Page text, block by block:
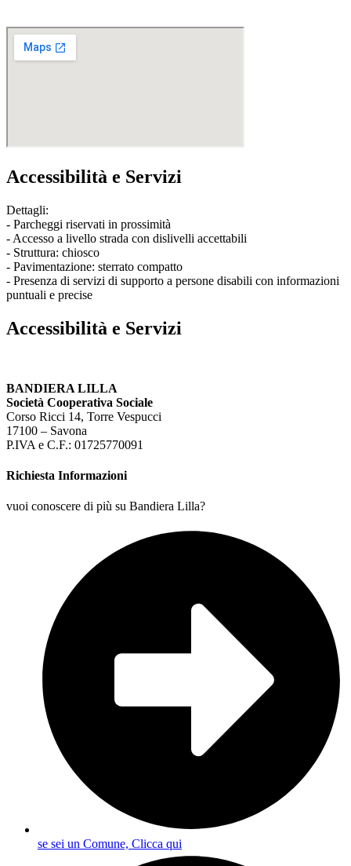
Accessibilità e Servizi
Dettagli:
- Parcheggi riservati in prossimità
- Accesso a livello strada con dislivelli accettabili
- Struttura: chiosco
- Pavimentazione: sterrato compatto
- Presenza di servizi di supporto a persone disabili con informazioni
puntuali e precise
Accessibilità e Servizi
BANDIERA LILLA
Società Cooperativa Sociale
Corso Ricci 14, Torre Vespucci
17100 – Savona
P.IVA e C.F.: 01725770091
Richiesta Informazioni
vuoi conoscere di più su Bandiera Lilla?
se sei un Comune, Clicca qui